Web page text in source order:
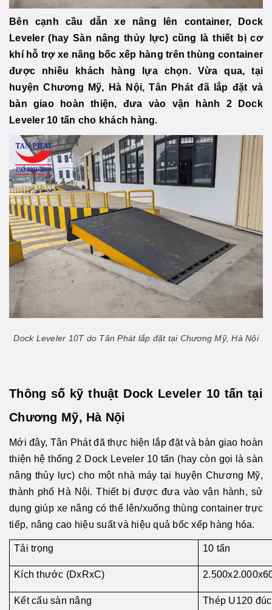
Bên cạnh cầu dẫn xe nâng lên container, Dock
Leveler (hay Sàn nâng thủy lực) cũng là thiết bị cơ
khí hỗ trợ xe nâng bốc xếp hàng trên thùng container
được nhiều khách hàng lựa chọn. Vừa qua, tại
huyện Chương Mỹ, Hà Nội, Tân Phát đã lắp đặt và
bàn giao hoàn thiện, đưa vào vận hành 2 Dock
Leveler 10 tấn cho khách hàng.
Dock Leveler 10T do Tân Phát lắp đặt tại Chương Mỹ, Hà Nội
Thông số kỹ thuật Dock Leveler 10 tấn tại
Chương Mỹ, Hà Nội
Mới đây, Tân Phát đã thực hiện lắp đặt và bàn giao hoàn
thiện hệ thống 2 Dock Leveler 10 tấn (hay còn gọi là sàn
nâng thủy lực) cho một nhà máy tại huyện Chương Mỹ,
thành phố Hà Nội. Thiết bị được đưa vào vận hành, sử
dụng giúp xe nâng có thể lên/xuống thùng container trực
tiếp, nâng cao hiệu suất và hiệu quả bốc xếp hàng hóa.
Tải trọng 10 tấn
Kích thước (DxRxC)
Kết cấu sàn nâng Thép U120